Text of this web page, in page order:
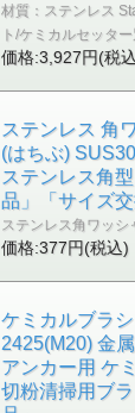
材質：ステンレス
ト/ケミカルセッタ
価格:3,927円(税
ステンレス 角
(はちぶ)
ステンレス角
品」「サイズ
ステンレス角ワッ
価格:377円(税込)
ケミカルブラ
2425(M20) 金
アンカー用 ケ
切粉清掃用ブ